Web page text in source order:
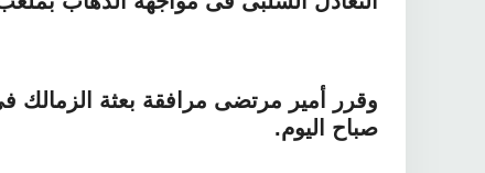
وقرر أمير مرتضى مرافقة بعثة الزمالك
صباح اليوم.